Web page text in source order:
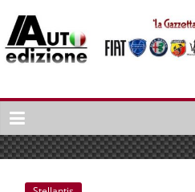
naar
inhoud
Auto
Edizione
La
Gazetta
dell'Automobile